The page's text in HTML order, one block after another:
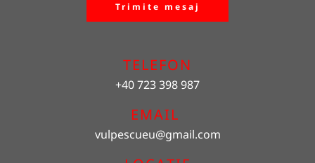
Trimite mesaj
TELEFON
+40 723 398 987
EMAIL
vulpescueu@gmail.com